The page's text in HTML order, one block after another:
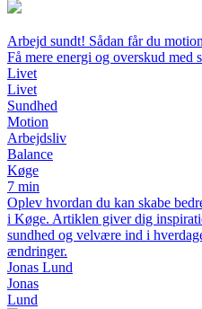
Arbejd sundt! Sådan får du
Få mere energi og overskud med
Livet
Livet
Sundhed
Motion
Arbejdsliv
Balance
Køge
7 min
Oplev hvordan du kan skabe
i Køge. Artiklen giver dig
sundhed og velvære ind i
ændringer.
Jonas Lund
Jonas
Lund